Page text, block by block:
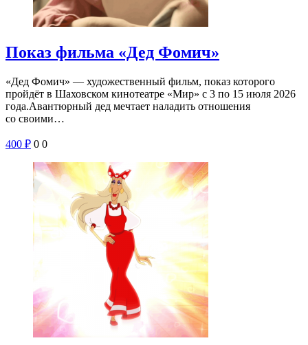
Показ фильма «Дед Фомич»
«Дед Фомич» — художественный фильм, показ которого
пройдёт в Шаховском кинотеатре «Мир» с 3 по 15 июля 2026
года.Авантюрный дед мечтает наладить отношения
со своими…
400 ₽ 0 0